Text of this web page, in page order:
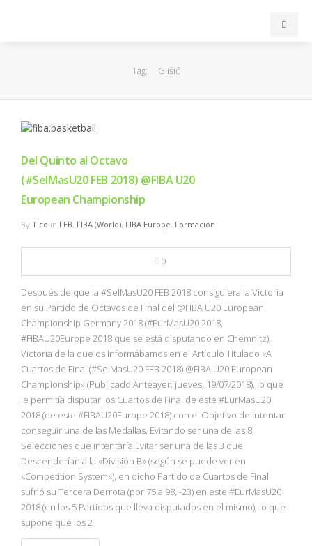
EuroLeague
FIBA
OTROS
NBA
MULTIMEDIA
RIO 2016
Tag: Glišić
Del Quinto al Octavo
(#SelMasU20 FEB 2018) @FIBA U20
European Championship
By Tico in FEB, FIBA (World), FIBA Europe, Formación
0
Después de que la #SelMasU20 FEB 2018 consiguiera la Victoria
en su Partido de Octavos de Final del @FIBA U20 European
Championship Germany 2018 (#EurMasU20 2018,
#FIBAU20Europe 2018 que se está disputando en Chemnitz),
Victoria de la que os Informábamos en el Artículo Titulado «A
Cuartos de Final (#SelMasU20 FEB 2018) @FIBA U20 European
Championship» (Publicado Anteayer, jueves, 19/07/2018), lo que
le permitía disputar los Cuartos de Final de este #EurMasU20
2018 (de este #FIBAU20Europe 2018) con el Objetivo de intentar
conseguir una de las Medallas, Evitando ser una de las 8
Selecciones que intentaría Evitar ser una de las 3 que
Descenderían a la «División B» (según se puede ver en
«Competition System«), en dicho Partido de Cuartos de Final
sufrió su Tercera Derrota (por 75 a 98, -23) en este #EurMasU20
2018 (en los 5 Partidos que lleva disputados en el mismo), lo que
supone que los 2